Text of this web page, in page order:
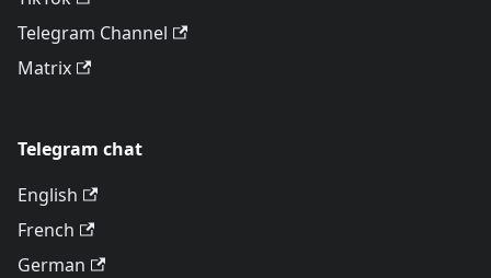
Telegram Channel
Matrix
Telegram chat
English
French
German